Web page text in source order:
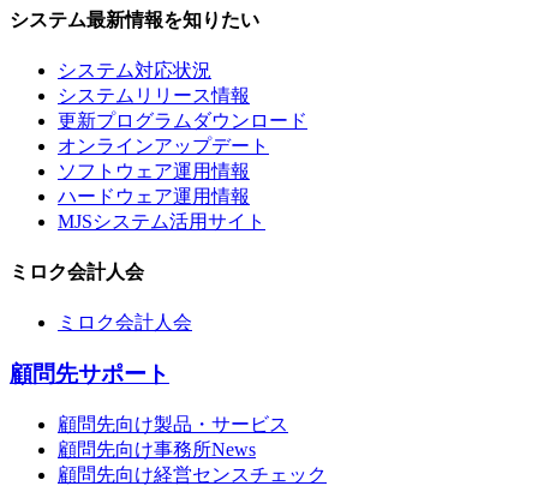
システム最新情報を知りたい
システム対応状況
システムリリース情報
更新プログラムダウンロード
オンラインアップデート
ソフトウェア運用情報
ハードウェア運用情報
MJSシステム活用サイト
ミロク会計人会
ミロク会計人会
顧問先サポート
顧問先向け製品・サービス
顧問先向け事務所News
顧問先向け経営センスチェック